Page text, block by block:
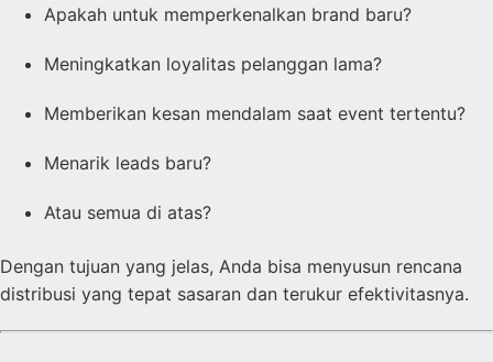
Apakah untuk memperkenalkan brand baru?
Meningkatkan loyalitas pelanggan lama?
Memberikan kesan mendalam saat event tertentu?
Menarik leads baru?
Atau semua di atas?
Dengan tujuan yang jelas, Anda bisa menyusun rencana
distribusi yang tepat sasaran dan terukur efektivitasnya.